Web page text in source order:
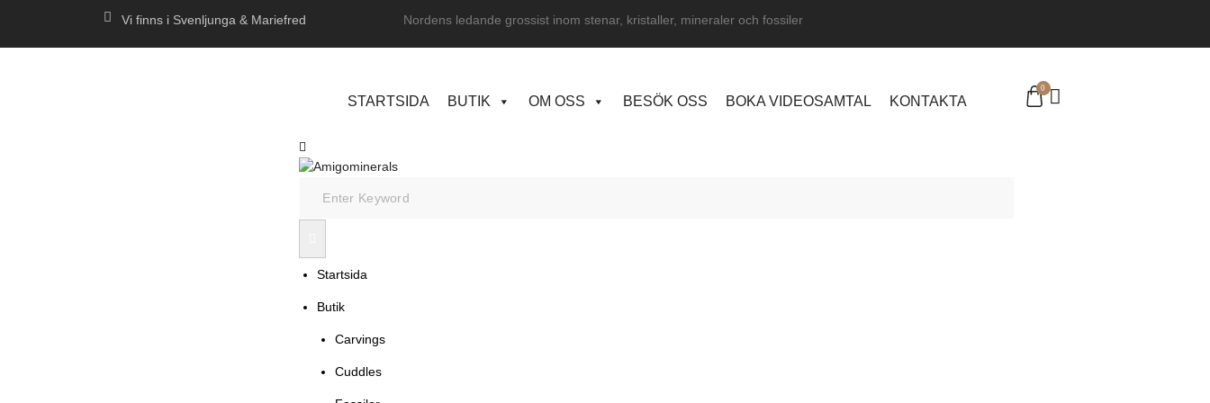
Vi finns i Svenljunga & Mariefred Nordens ledande grossist inom stenar, kristaller, mineraler och fossiler
STARTSIDA BUTIK OM OSS BESÖK OSS BOKA VIDEOSAMTAL KONTAKTA
Startsida
Butik
Carvings
Cuddles
0